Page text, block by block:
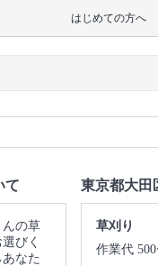
はじめての方へ
て
の草
びく
なた
東京都大田
草刈り
作業代